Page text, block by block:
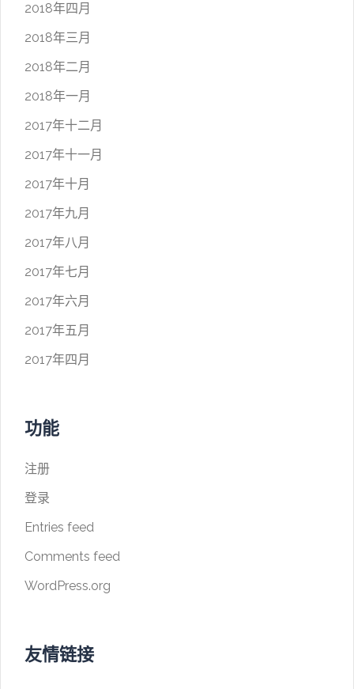
2018年四月
2018年三月
2018年二月
2018年一月
2017年十二月
2017年十一月
2017年十月
2017年九月
2017年八月
2017年七月
2017年六月
2017年五月
2017年四月
功能
注册
登录
Entries feed
Comments feed
WordPress.org
友情链接